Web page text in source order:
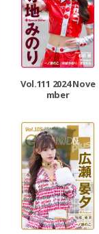
Vol.111 2024 Nove
mber